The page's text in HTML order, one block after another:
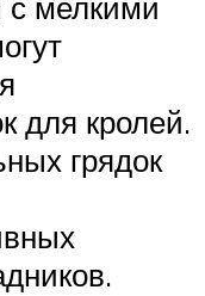
для кролей.
грядок